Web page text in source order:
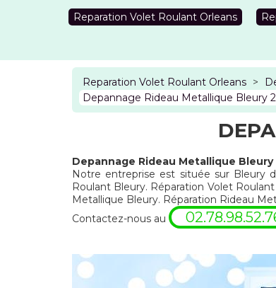
Reparation Volet Roulant Orleans
Reparation Volet Roulant Orleans >
Depannage Rideau Metallique Bleury
Depannage Rideau Metallique
Notre entreprise est située sur Bleury
Roulant Bleury. Réparation Volet
Metallique Bleury. Réparation Rideau
Contactez-nous au